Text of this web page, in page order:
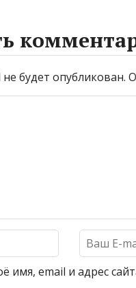
будет опубликован.
имя, email и адрес